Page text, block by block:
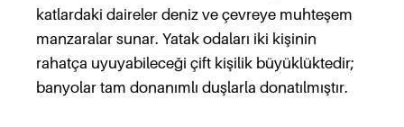
katlardaki daireler deniz ve çevreye muhteşem
manzaralar sunar. Yatak odaları iki kişinin
rahatça uyuyabileceği çift kişilik büyüklüktedir;
banyolar tam donanımlı duşlarla donatılmıştır.